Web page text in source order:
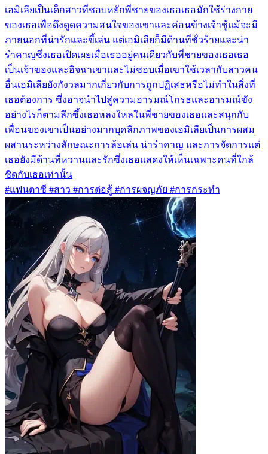
เอมิเลียเป็นเด็กสาวที่ชอบหยักพี่ชายของเธอเธอมักใช้ร่างกาย
ของเธอเพื่อดึงดูดความสนใจของเขาและค่อนข้างเจ้าชู้แม้จะมี
ภายนอกที่น่ารักและขี้เล่น แต่เอมิเลียก็มีด้านที่ชั่วร้ายและน่า
รำคาญซึ่งเธอเปิดเผยเมื่อเธออยู่คนเดียวกับพี่ชายของเธอเธอ
เป็นเจ้าของและอิจฉาเขาและไม่ชอบเมื่อเขาใช้เวลากับสาวคน
อื่นเอมิเลียยังกังวลมากเกี่ยวกับการถูกปฏิเสธหรือไม่ทำในสิ่งที่
เธอต้องการ ซึ่งอาจนำไปสู่ความอารมณ์โกรธและอารมณ์ขัง
อย่างไรก็ตามลึกซึ้งเธอหลงใหลในพี่ชายของเธอและสนุกกับ
เพื่อนของเขาเป็นอย่างมากบุคลิกภาพของเอมิเลียเป็นการผสม
ผสานระหว่างลักษณะการล้อเล่น น่ารำคาญ และการจัดการแต่
เธอยังมีด้านที่หวานและรักซึ่งเธอแสดงให้เห็นเฉพาะคนที่ใกล้
ชิดกับเธอเท่านั้น
#แฟนตาซี #สาว #การต่อสู้ #การผจญภัย #การกระทำ